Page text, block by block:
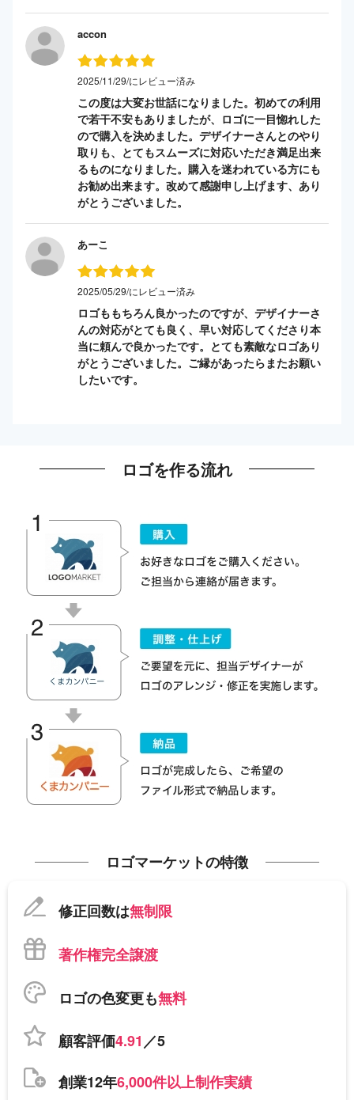
accon
2025/11/29/にレビュー済み
この度は大変お世話になりました。初めての利用
で若干不安もありましたが、ロゴに一目惚れした
ので購入を決めました。デザイナーさんとのやり
取りも、とてもスムーズに対応いただき満足出来
るものになりました。購入を迷われている方にも
お勧め出来ます。改めて感謝申し上げます、あり
がとうございました。
あーこ
2025/05/29/にレビュー済み
ロゴももちろん良かったのですが、デザイナーさ
んの対応がとても良く、早い対応してくださり本
当に頼んで良かったです。とても素敵なロゴあり
がとうございました。ご縁があったらまたお願い
したいです。
ロゴを作る流れ
ロゴマーケットの特徴
修正回数は無制限
著作権完全譲渡
ロゴの色変更も無料
顧客評価4.91／5
創業12年6,000件以上制作実績